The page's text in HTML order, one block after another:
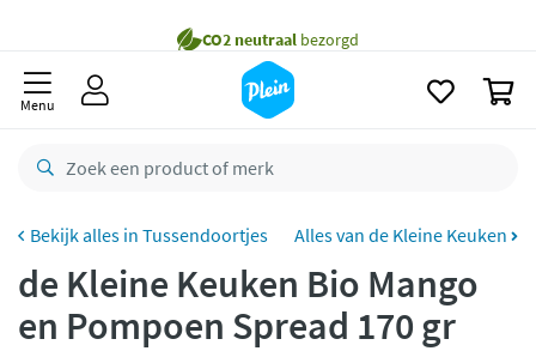
Gratis
Bestelling uiterlijkzaterdag
retourneren
CO2 neutraal bezorgd
Betaal met Klarna
Menu
Tussendoortjes Alles van de Kleine Keuken
de Kleine Keuken Bio Mango
en Pompoen Spread 170 gr